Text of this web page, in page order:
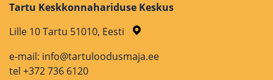
Tartu Keskkonnahariduse Keskus
Lille 10 Tartu 51010, Eesti
e-mail: info@tartuloodusmaja.ee
tel +372 736 6120